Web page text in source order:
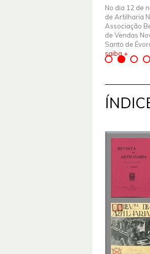
No dia 12 de
de Artilharia
Associação
de Vendas
Santo de
saiba +